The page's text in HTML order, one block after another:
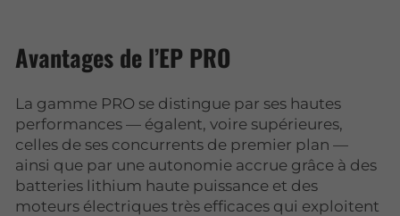
Avantages de l’EP PRO
La gamme PRO se distingue par ses hautes
performances — égalent, voire supérieures,
celles de ses concurrents de premier plan —
ainsi que par une autonomie accrue grâce à des
batteries lithium haute puissance et des
moteurs électriques très efficaces qui exploitent